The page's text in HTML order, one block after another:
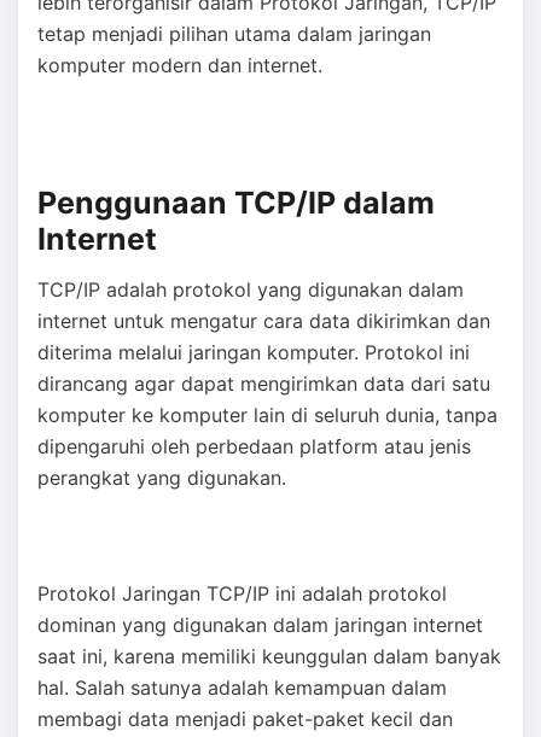
tetap menjadi pilihan utama dalam jaringan
komputer modern dan internet.
Penggunaan TCP/IP dalam
Internet
TCP/IP adalah protokol yang digunakan dalam
internet untuk mengatur cara data dikirimkan dan
diterima melalui jaringan komputer. Protokol ini
dirancang agar dapat mengirimkan data dari satu
komputer ke komputer lain di seluruh dunia, tanpa
dipengaruhi oleh perbedaan platform atau jenis
perangkat yang digunakan.
Protokol Jaringan TCP/IP ini adalah protokol
dominan yang digunakan dalam jaringan internet
saat ini, karena memiliki keunggulan dalam banyak
hal. Salah satunya adalah kemampuan dalam
membagi data menjadi paket-paket kecil dan